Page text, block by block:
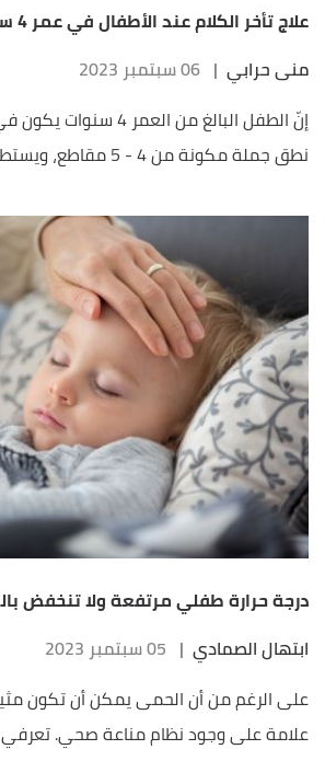
علاج تأخر الكلام عند الأطفال في عمر 4 سنوات
منى حرابي | 06 سبتمبر 2023
إنّ الطفل البالغ من
نطق جملة مكونة من 4 - 5 مقاطع، ويستطيع تحديد...
درجة حرارة طفلي مرتفعة ولا تنخفض
ابتهال الصمادي | 05 سبتمبر 2023
على الرغم من أن الحمى يمكن أن تكون
علامة على وجود نظام مناعة صحي. تعرفي